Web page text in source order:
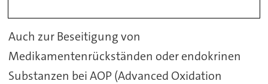
Auch zur Beseitigung von
Medikamentenrückständen oder endokrinen
Substanzen bei AOP (Advanced Oxidation